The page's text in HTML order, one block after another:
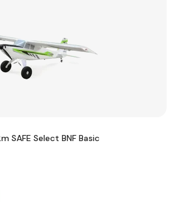
SAFE Select BNF Basic